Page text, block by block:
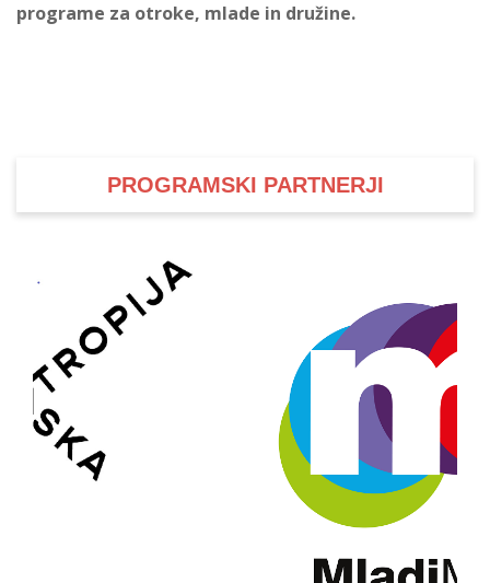
programe za otroke, mlade in družine.
PROGRAMSKI PARTNERJI